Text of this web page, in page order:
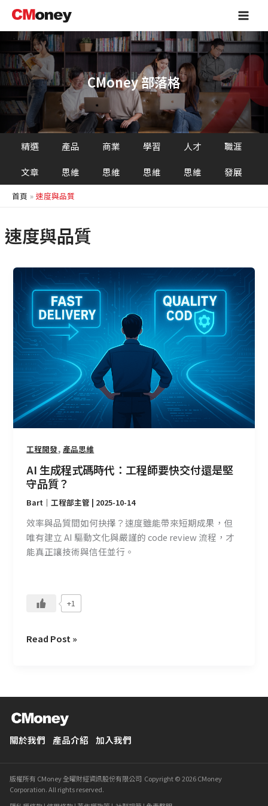
主
容
Main
CMoney 部落格
精選
文章
產品
思維
商業
思維
學習
思維
人才
思維
職涯
發展
首頁 速度與品質
速度與品質
工程開發, 產品思維
AI 生成程式碼時代：工程師要快交付還是堅
守品質？
Bart｜工程部主管 | 2025-10-14
效率與品質間如何抉擇？速度雖能帶來短期成果，但
唯有建立 AI 驅動文化與嚴謹的 code review 流程，才
能真正讓技術與信任並行。
+1
生
式
碼
時
代：
工
程
師
要
快
付
還
是
堅
守
品
Read Post »
關於我們 產品介紹 加入我們
版權所有 CMoney 全曜財經資訊股份有限公司 Copyright © 2026 CMoney
Corporation. All rights reserved.